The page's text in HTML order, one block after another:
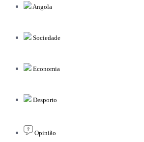
Angola
Sociedade
Economia
Desporto
Opinião